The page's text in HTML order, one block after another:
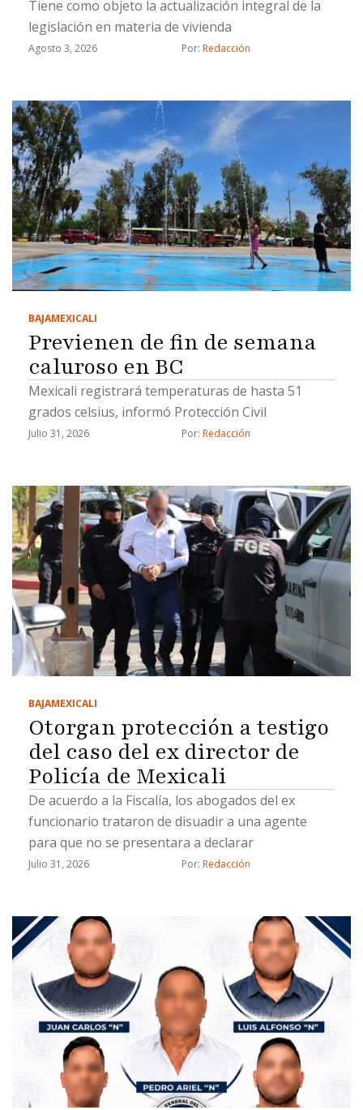
Tiene como objeto la actualización integral de la
legislación en materia de vivienda
Agosto 3, 2026 Por: Redacción
BAJAMEXICALI
Previenen de fin de semana
caluroso en BC
Mexicali registrará temperaturas de hasta 51
grados celsius, informó Protección Civil
Julio 31, 2026 Por: Redacción
BAJAMEXICALI
Otorgan protección a testigo
del caso del ex director de
Policía de Mexicali
De acuerdo a la Fiscalía, los abogados del ex
funcionario trataron de disuadir a una agente
para que no se presentara a declarar
Julio 31, 2026 Por: Redacción